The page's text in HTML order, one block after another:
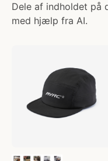
Dele af indholdet på
med hjælp fra AI.